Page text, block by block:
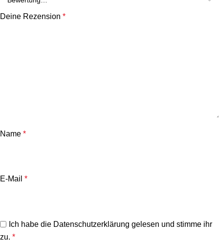
Deine Rezension *
Name *
E-Mail *
Ich habe die Datenschutzerklärung gelesen und stimme ihr
zu. *